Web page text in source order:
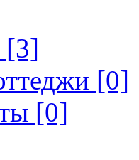
[3]
[0]
[0]